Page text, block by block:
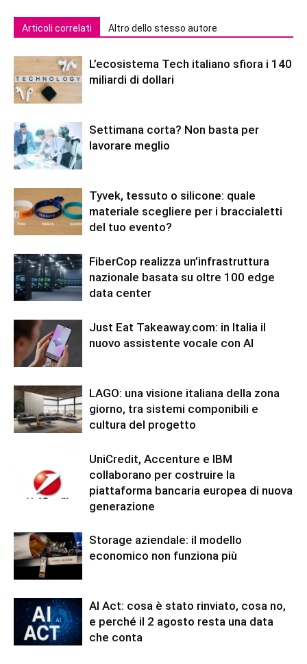
Articoli correlati Altro dello stesso autore
L’ecosistema Tech italiano sfiora i 140
miliardi di dollari
Settimana corta? Non basta per
lavorare meglio
Tyvek, tessuto o silicone: quale
materiale scegliere per i braccialetti
del tuo evento?
FiberCop realizza un’infrastruttura
nazionale basata su oltre 100 edge
data center
Just Eat Takeaway.com: in Italia il
nuovo assistente vocale con AI
LAGO: una visione italiana della zona
giorno, tra sistemi componibili e
cultura del progetto
UniCredit, Accenture e IBM
collaborano per costruire la
piattaforma bancaria europea di nuova
generazione
Storage aziendale: il modello
economico non funziona più
AI Act: cosa è stato rinviato, cosa no,
e perché il 2 agosto resta una data
che conta